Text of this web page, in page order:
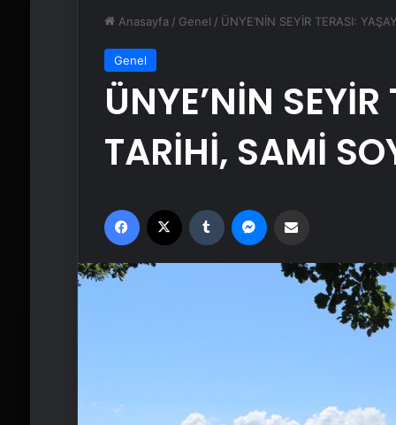
Anasayfa / Genel / ÜNYE’NİN SEYİR TERASI:
Genel
ÜNYE’NİN
TARİHİ, SAMİ
Facebook Tumblr